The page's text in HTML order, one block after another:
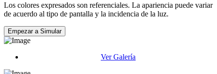
Los colores expresados son referenciales. La apariencia puede variar
de acuerdo al tipo de pantalla y la incidencia de la luz.
Empezar a Simular
Ver Galería